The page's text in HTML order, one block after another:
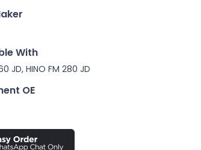
With
JD, HINO FM 280 JD
OE